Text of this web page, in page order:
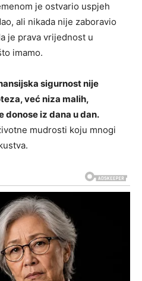
je ostvario uspjeh
ali nikada nije zaboravio
je prava vrijednost u
imamo.
sigurnost nije
već niza malih,
donose iz dana u dan.
mudrosti koju mnogi